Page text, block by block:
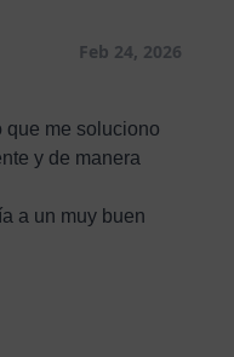
Feb 24, 2026
que me soluciono
y de manera
a un muy buen